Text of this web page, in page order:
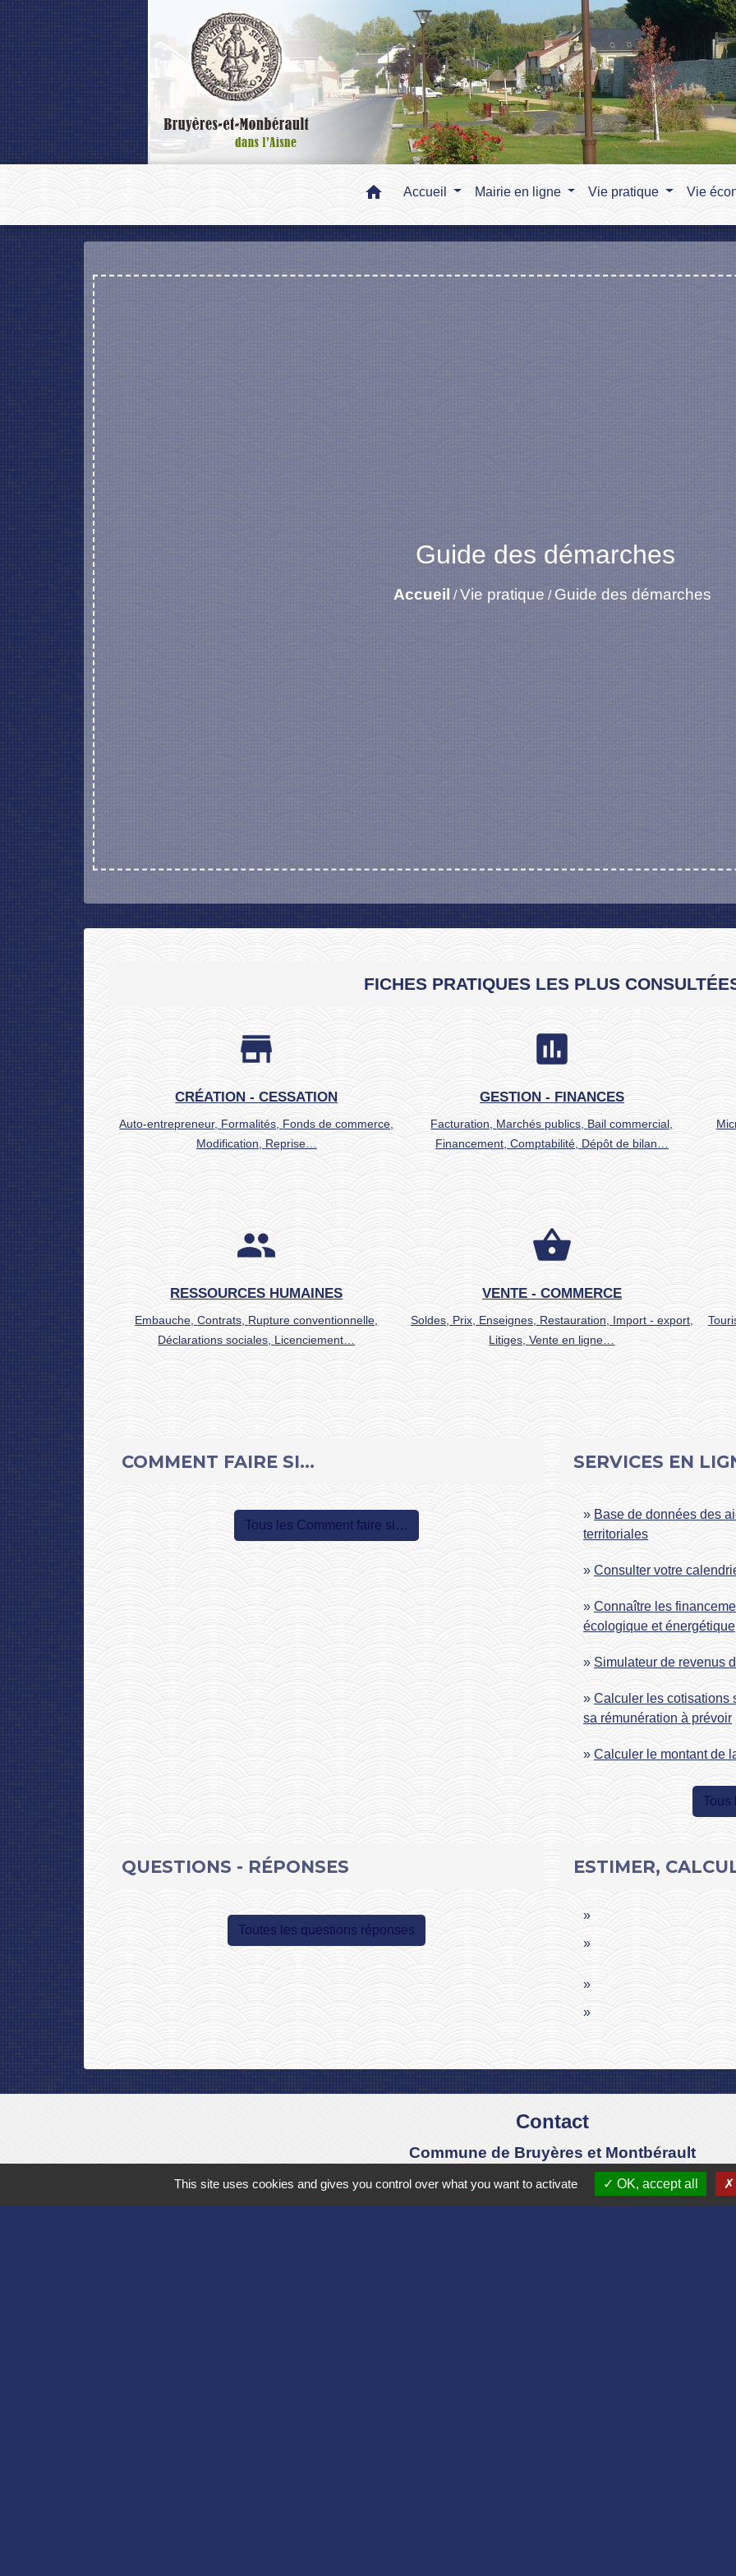
home Accueil Mairie en ligne Vie pratique Vie
Guide des démarches
Accueil /Vie pratique / Guide des démarches
FICHES PRATIQUES LES PLUS
store
CRÉATION - CESSATION
Auto-entrepreneur, Formalités, Fonds de commerce,
Modification, Reprise…
assessment
GESTION - FINANCES
Facturation, Marchés publics, Bail commercial,
Financement, Comptabilité, Dépôt de bilan…
people
RESSOURCES HUMAINES
Embauche,Contrats, Rupture conventionnelle,
Déclarations sociales, Licenciement…
shopping_basket
VENTE - COMMERCE
Soldes, Prix, Enseignes, Restauration, Import - export,
Litiges,Vente en ligne…
COMMENT FAIRE SI…
Tous les Comment faire si…
SERVICES EN
Base de données des
territoriales
Consulter votre
Connaître les
écologique et énergétique
Simulateur de revenus
Calculer les cotisations
sa rémunération à prévoir
Calculer le montant de
Tous
QUESTIONS - RÉPONSES
Toutes les questions réponses
ESTIMER,
Contact
Commune de Bruyères et Montbérault
Place du Général de Gaulle
02860 Bruyères-et-Montbérault - FRANCE
This site uses cookies and gives you control over what you want to activate OK, accept all